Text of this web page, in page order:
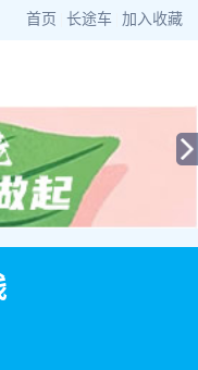
首页 长途车 加入收藏
38路B线公交车路线查询